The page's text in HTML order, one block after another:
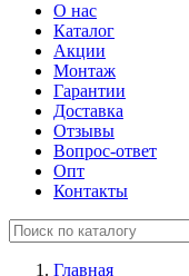
О нас
Каталог
Акции
Монтаж
Гарантии
Доставка
Отзывы
Вопрос-ответ
Опт
Контакты
Главная